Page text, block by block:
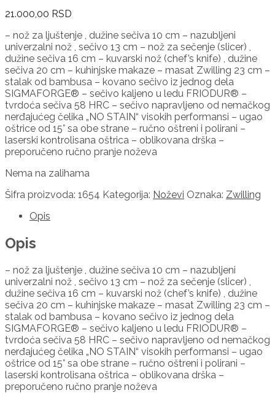
21.000,00 RSD
– nož za ljuštenje , dužine sečiva 10 cm – nazubljeni
univerzalni nož , sečivo 13 cm – nož za sečenje (slicer) ,
dužine sečiva 16 cm – kuvarski nož (chef’s knife) , dužine
sečiva 20 cm – kuhinjske makaze – masat Zwilling 23 cm –
stalak od bambusa – kovano sečivo iz jednog dela
SIGMAFORGE® – sečivo kaljeno u ledu FRIODUR® –
tvrdoća sečiva 58 HRC – sečivo napravljeno od nemačkog
nerđajućeg čelika „NO STAIN“ visokih performansi – ugao
oštrice od 15° sa obe strane – ručno oštreni i polirani –
laserski kontrolisana oštrica – oblikovana drška –
preporučeno ručno pranje noževa
Nema na zalihama
Šifra proizvoda: 1654 Kategorija: Noževi Oznaka: Zwilling
Opis
Opis
– nož za ljuštenje , dužine sečiva 10 cm – nazubljeni
univerzalni nož , sečivo 13 cm – nož za sečenje (slicer) ,
dužine sečiva 16 cm – kuvarski nož (chef’s knife) , dužine
sečiva 20 cm – kuhinjske makaze – masat Zwilling 23 cm –
stalak od bambusa – kovano sečivo iz jednog dela
SIGMAFORGE® – sečivo kaljeno u ledu FRIODUR® –
tvrdoća sečiva 58 HRC – sečivo napravljeno od nemačkog
nerđajućeg čelika „NO STAIN“ visokih performansi – ugao
oštrice od 15° sa obe strane – ručno oštreni i polirani –
laserski kontrolisana oštrica – oblikovana drška –
preporučeno ručno pranje noževa